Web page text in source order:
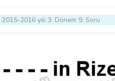
2015-2016 yılı 3. Dönem 9. Soru